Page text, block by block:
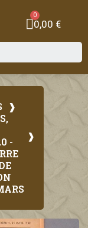
0,00 €
-